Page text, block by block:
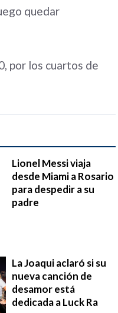
quedar
por los cuartos de
Lionel Messi viaja
desde Miami a Rosario
para despedir a su
padre
La Joaqui aclaró si su
nueva canción de
desamor está
dedicada a Luck Ra